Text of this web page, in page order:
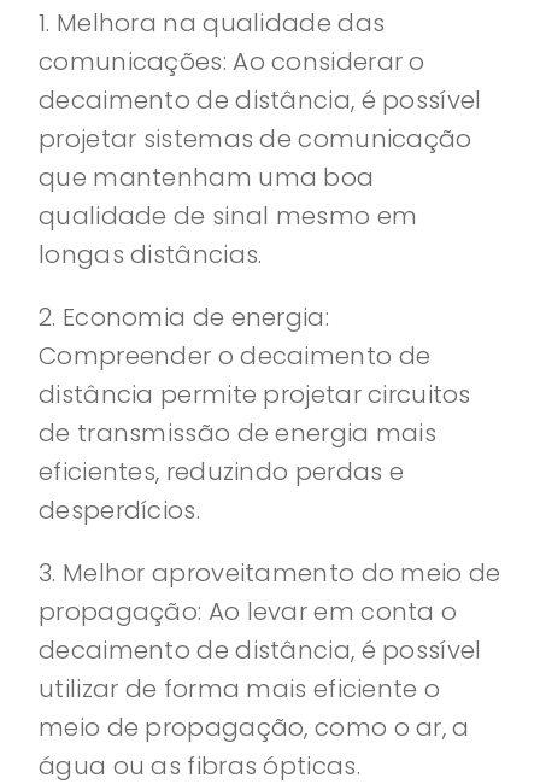
1. Melhora na qualidade das
comunicações: Ao considerar o
decaimento de distância, é possível
projetar sistemas de comunicação
que mantenham uma boa
qualidade de sinal mesmo em
longas distâncias.
2. Economia de energia:
Compreender o decaimento de
distância permite projetar circuitos
de transmissão de energia mais
eficientes, reduzindo perdas e
desperdícios.
3. Melhor aproveitamento do meio de
propagação: Ao levar em conta o
decaimento de distância, é possível
utilizar de forma mais eficiente o
meio de propagação, como o ar, a
água ou as fibras ópticas.